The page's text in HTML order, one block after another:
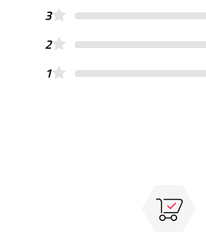
3
2
1